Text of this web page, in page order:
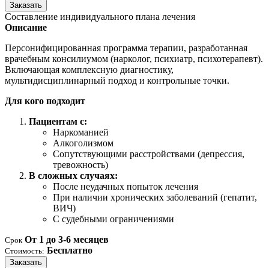
Заказать
Составление индивидуального плана лечения
Описание
Персонифицированная программа терапии, разработанная
врачебным консилиумом (нарколог, психиатр, психотерапевт).
Включающая комплексную диагностику,
мультидисциплинарный подход и контрольные точки.
Для кого подходит
Пациентам с:
Наркоманией
Алкоголизмом
Сопутствующими расстройствами (депрессия,
тревожность)
В сложных случаях:
После неудачных попыток лечения
При наличии хронических заболеваний (гепатит,
ВИЧ)
С судебными ограничениями
Срок От 1 до 3-6 месяцев
Стоимость: Бесплатно
Заказать